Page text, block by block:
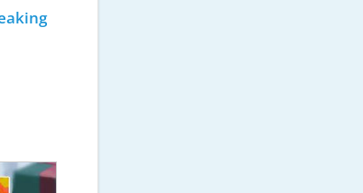
Past Simple/Continuous Speaking